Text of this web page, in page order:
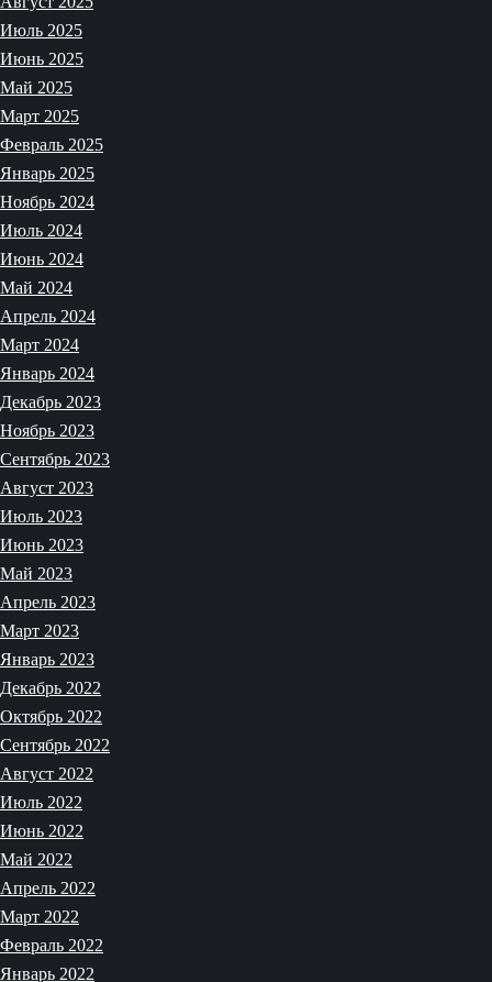
Июль 2025
Июнь 2025
Май 2025
Март 2025
Февраль 2025
Январь 2025
Ноябрь 2024
Июль 2024
Июнь 2024
Май 2024
Апрель 2024
Март 2024
Январь 2024
Декабрь 2023
Ноябрь 2023
Сентябрь 2023
Август 2023
Июль 2023
Июнь 2023
Май 2023
Апрель 2023
Март 2023
Январь 2023
Декабрь 2022
Октябрь 2022
Сентябрь 2022
Август 2022
Июль 2022
Июнь 2022
Май 2022
Апрель 2022
Март 2022
Февраль 2022
Январь 2022